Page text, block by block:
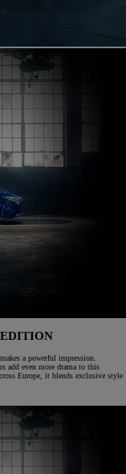
a powerful impression.
add even more drama to this
Europe, it blends exclusive style